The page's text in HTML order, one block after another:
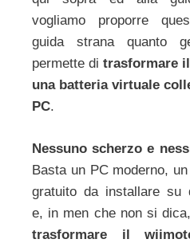
vogliamo proporre
guida strana quanto
permette di trasformare
una batteria virtuale
PC.
Nessuno scherzo e
Basta un PC moderno,
gratuito da installare su
e, in men che non si
trasformare il